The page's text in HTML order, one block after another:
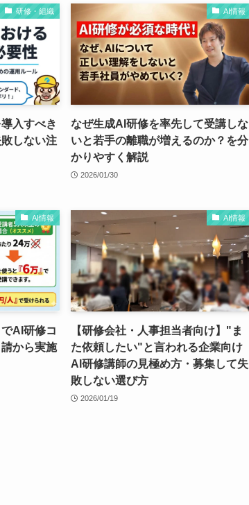
研修・組織
入すべき
しない注
AI情報
なぜ生成AI研修を率先して受講しな
いと若手の離職が増えるのか？を分
かりやすく解説
2026/01/30
AI情報
AI研修コ
から実施
AI情報
【研修会社・人事担当者向け】"ま
た依頼したい"と言われる企業向け
AI研修講師の見極め方・募集して失
敗しない選び方
2026/01/19